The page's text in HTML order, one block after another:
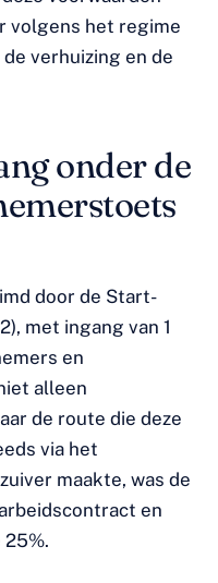
volgens het regime
verhuizing en de
onder de
door de Start-
met ingang van 1
en
alleen
de route die deze
via het
maakte, was de
en